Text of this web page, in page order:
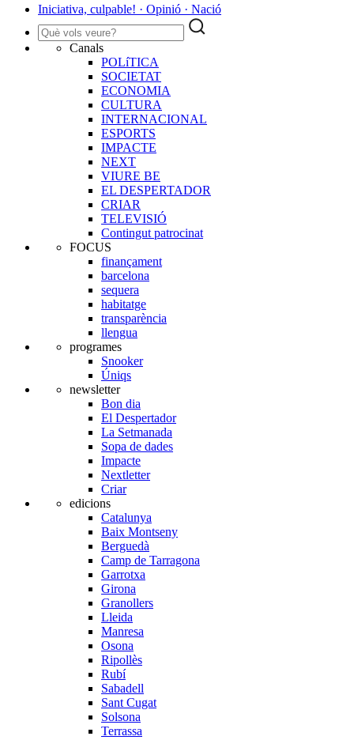
Iniciativa, culpable! · Opinió · Nació
Canals
POLíTICA
SOCIETAT
ECONOMIA
CULTURA
INTERNACIONAL
ESPORTS
IMPACTE
NEXT
VIURE BE
EL DESPERTADOR
CRIAR
TELEVISIÓ
Contingut patrocinat
FOCUS
finançament
barcelona
sequera
habitatge
transparència
llengua
programes
Snooker
Úniqs
newsletter
Bon dia
El Despertador
La Setmanada
Sopa de dades
Impacte
Nextletter
Criar
edicions
Catalunya
Baix Montseny
Berguedà
Camp de Tarragona
Garrotxa
Girona
Granollers
Lleida
Manresa
Osona
Ripollès
Rubí
Sabadell
Sant Cugat
Solsona
Terrassa